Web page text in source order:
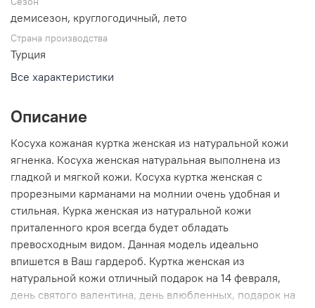
демисезон, круглогодичный, лето
Страна производства
Турция
Все характеристики
Описание
Косуха кожаная куртка женская из натуральной кожи
ягненка. Косуха женская натуральная выполнена из
гладкой и мягкой кожи. Косуха куртка женская с
прорезными карманами на молнии очень удобная и
стильная. Курка женская из натуральной кожи
приталенного кроя всегда будет обладать
превосходным видом. Данная модель идеально
впишется в Ваш гардероб. Куртка женская из
натуральной кожи отличный подарок на 14 февраля,
день святого валентина, день влюбленных, подарок на